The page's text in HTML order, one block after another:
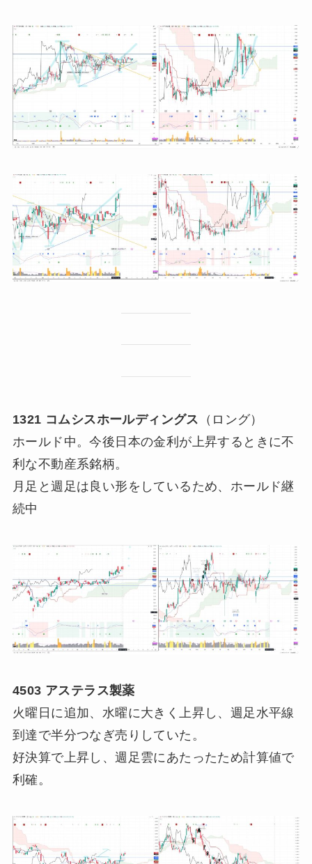
1321 コムシスホールディングス （ロング）
ホールド中。今後日本の金利が上昇するときに不
利な不動産系銘柄。
月足と週足は良い形をしているため、ホールド継
続中
4503 アステラス製薬
火曜日に追加、水曜に大きく上昇し、週足水平線
到達で半分つなぎ売りしていた。
好決算で上昇し、週足雲にあたったため計算値で
利確。